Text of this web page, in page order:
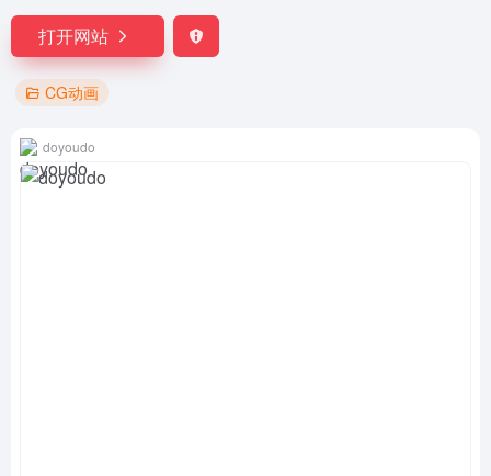
打开网站
CG动画
doyoudo